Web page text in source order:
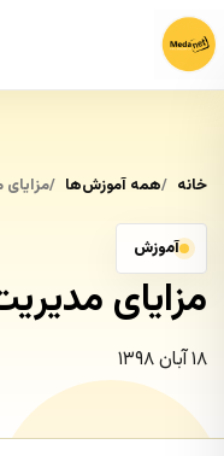
خانه همه آموزش‌ها
آموزش
مزایای
۱۸ آبان ۱۳۹۸